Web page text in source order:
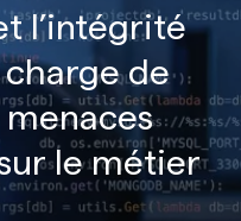
l’intégrité
charge de
le métier